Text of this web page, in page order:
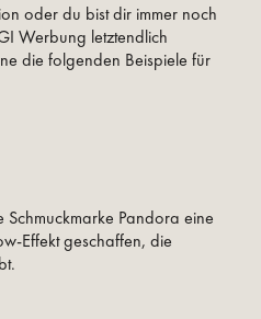
oder du bist dir immer noch
Werbung letztendlich
die folgenden Beispiele für
Pandora eine
Effekt geschaffen, die